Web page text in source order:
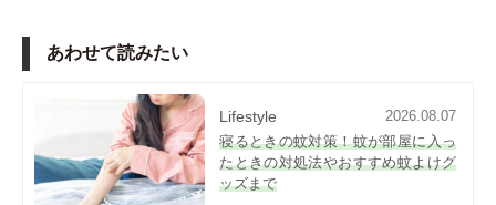
あわせて読みたい
Lifestyle
2026.08.07
寝るときの蚊対策！蚊が部屋に入っ
たときの対処法やおすすめ蚊よけグ
ッズまで